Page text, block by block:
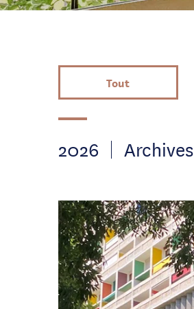
Tout
2026 Archives